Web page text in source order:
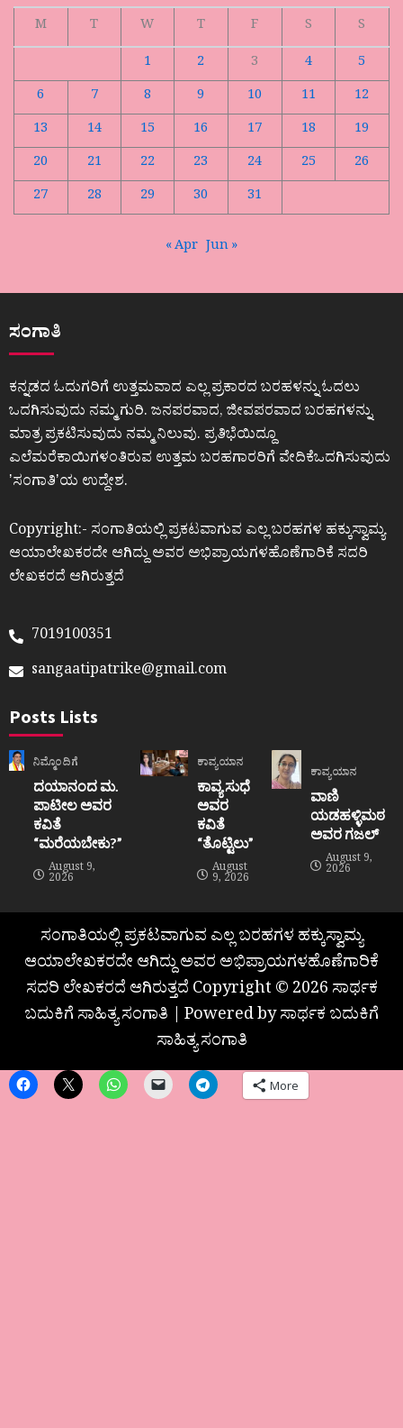
M
T W T F S
S
1
2 3 4
5
6
7 8 9 10 11
12
13
14 15 16 17 18
19
20
21 22 23 24 25
26
27
28 29 30 31
« Apr Jun »
ಸಂಗಾತಿ
ಕನ್ನಡದ ಓದುಗರಿಗೆ ಉತ್ತಮವಾದ ಎಲ್ಲ ಪ್ರಕಾರದ ಬರಹಳನ್ನು ಓದಲು
ಒದಗಿಸುವುದು ನಮ್ಮ ಗುರಿ. ಜನಪರವಾದ, ಜೀವಪರವಾದ ಬರಹಗಳನ್ನು
ಮಾತ್ರ ಪ್ರಕಟಿಸುವುದು ನಮ್ಮ ನಿಲುವು. ಪ್ರತಿಭೆಯಿದ್ದೂ
ಎಲೆಮರೆಕಾಯಿಗಳಂತಿರುವ ಉತ್ತಮ ಬರಹಗಾರರಿಗೆ ವೇದಿಕೆಒದಗಿಸುವುದು
ʼಸಂಗಾತಿʼಯ ಉದ್ದೇಶ.
Copyright:- ಸಂಗಾತಿಯಲ್ಲಿ ಪ್ರಕಟವಾಗುವ ಎಲ್ಲ ಬರಹಗಳ ಹಕ್ಕುಸ್ವಾಮ್ಯ
ಆಯಾಲೇಖಕರದೇ ಆಗಿದ್ದು ಅವರ ಅಭಿಪ್ರಾಯಗಳಹೊಣೆಗಾರಿಕೆ ಸದರಿ
ಲೇಖಕರದೆ ಆಗಿರುತ್ತದೆ
7019100351
sangaatipatrike@gmail.com
Posts Lists
ನಿಮ್ಮೊಂದಿಗೆ
ದಯಾನಂದ ಮ.
ಪಾಟೀಲ ಅವರ
ಕವಿತೆ
“ಮರೆಯಬೇಕು?”
August 9,
2026
ಕಾವ್ಯಯಾನ
ಕಾವ್ಯ ಸುಧೆ
ಅವರ
ಕವಿತೆ
“ತೊಟ್ಟಿಲು”
August
9, 2026
ಕಾವ್ಯಯಾನ
ವಾಣಿ
ಯಡಹಳ್ಳಿಮಠ
ಅವರ ಗಜಲ್
August 9,
2026
ಸಂಗಾತಿಯಲ್ಲಿ ಪ್ರಕಟವಾಗುವ ಎಲ್ಲ ಬರಹಗಳ ಹಕ್ಕುಸ್ವಾಮ್ಯ
ಆಯಾಲೇಖಕರದೇ ಆಗಿದ್ದು ಅವರ ಅಭಿಪ್ರಾಯಗಳಹೊಣೆಗಾರಿಕೆ
ಸದರಿ ಲೇಖಕರದೆ ಆಗಿರುತ್ತದೆ Copyright © 2026 ಸಾರ್ಥಕ
ಬದುಕಿಗೆ ಸಾಹಿತ್ಯ ಸಂಗಾತಿ | Powered by ಸಾರ್ಥಕ ಬದುಕಿಗೆ
ಸಾಹಿತ್ಯ ಸಂಗಾತಿ
More